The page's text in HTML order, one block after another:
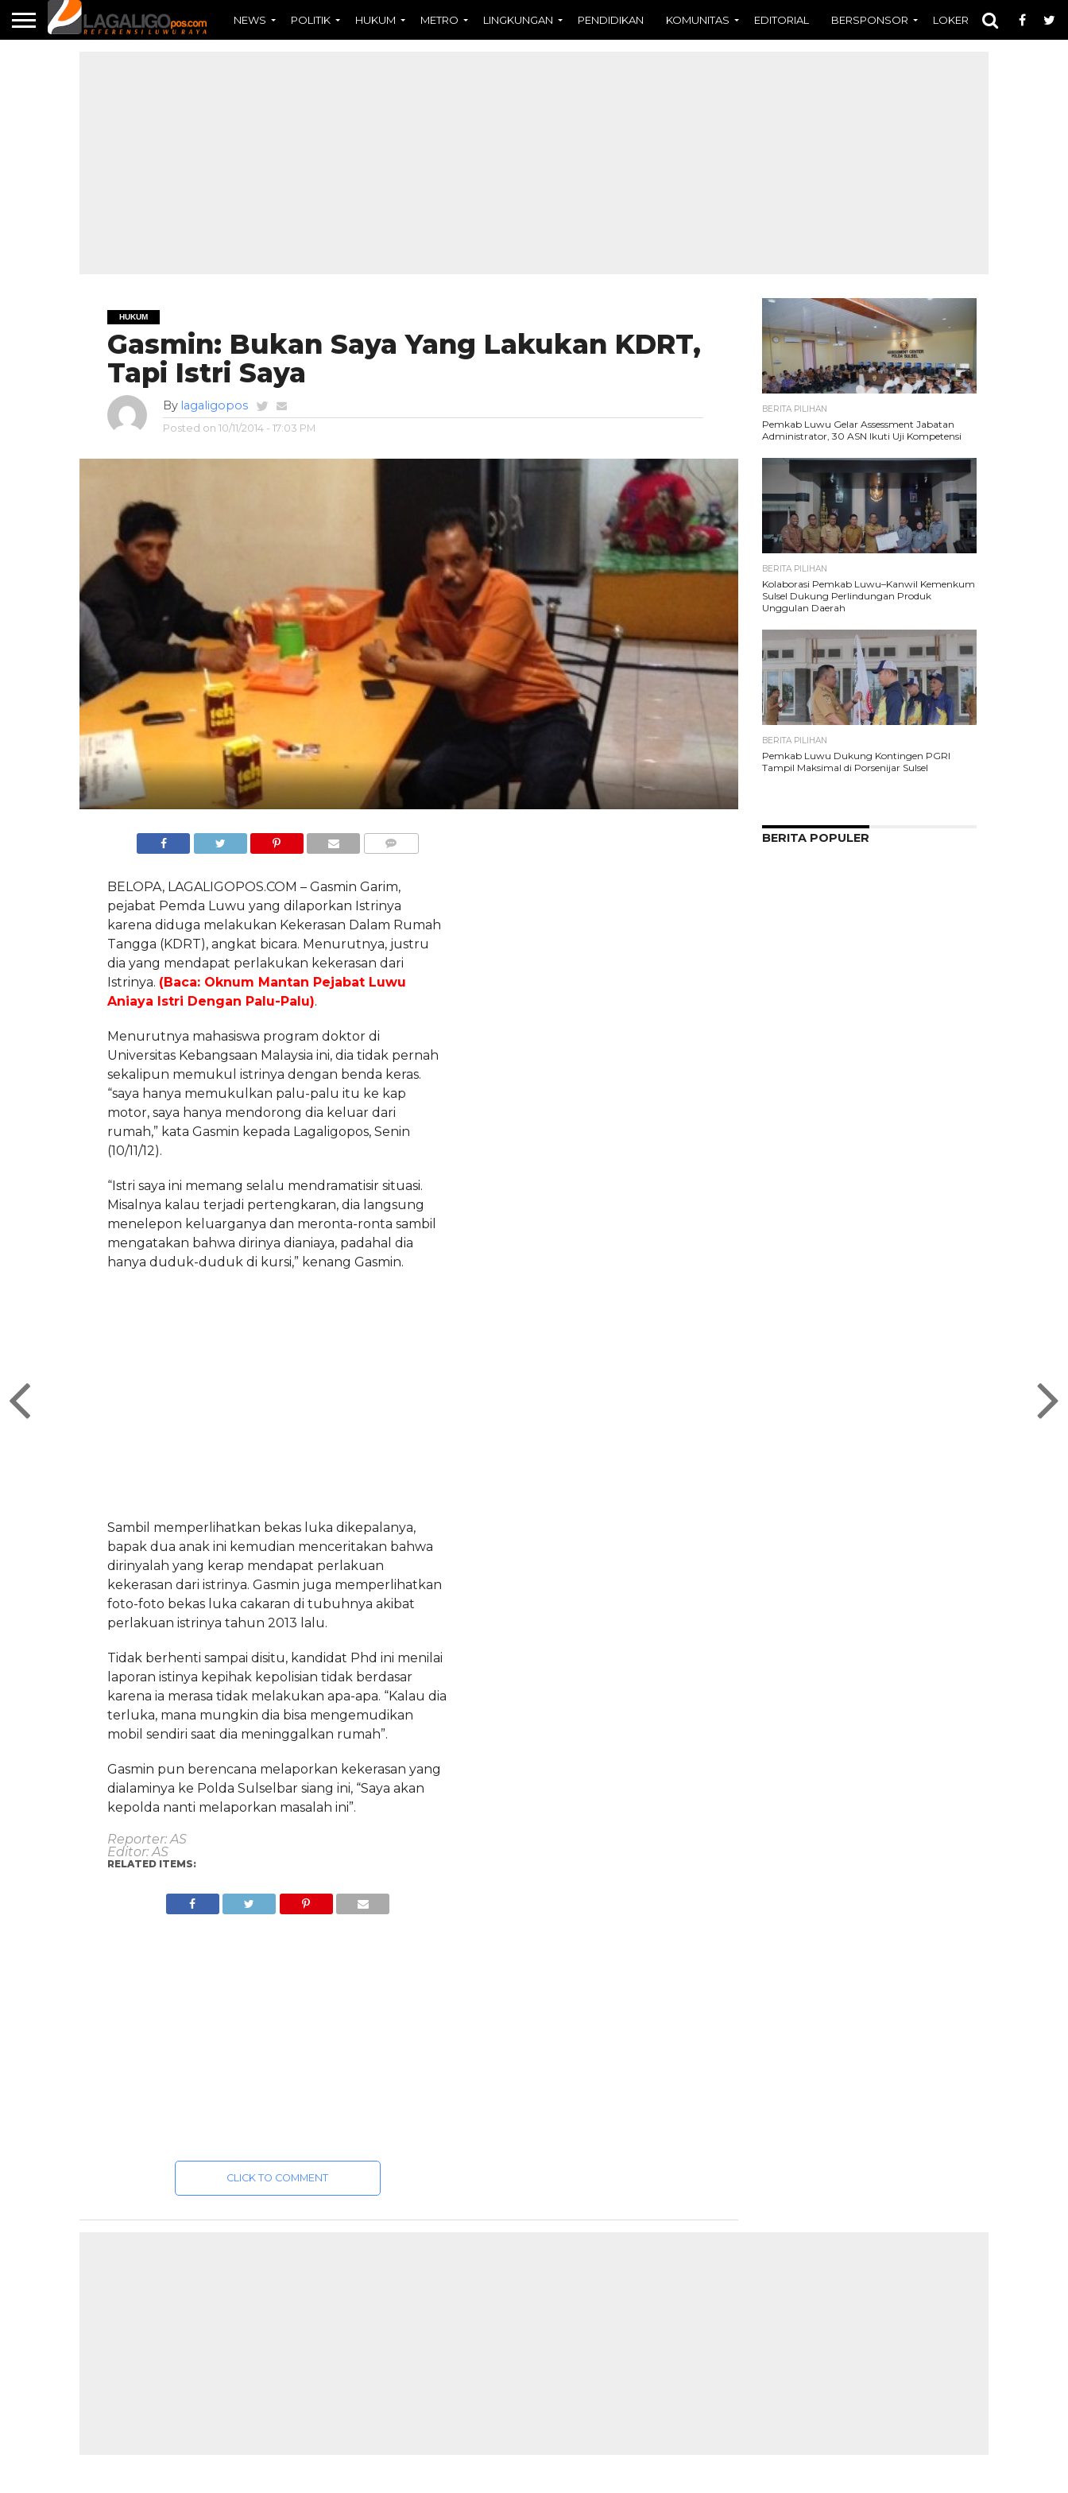
NEWS POLITIK HUKUM METRO LINGKUNGAN PENDIDIKAN KOMUNITAS EDITORIAL BERSPONSOR LOKER OPINI
HUKUM
Gasmin: Bukan Saya Yang Lakukan KDRT,
Tapi Istri Saya
By lagaligopos
Posted on 10/11/2014 - 17:03 PM
BELOPA, LAGALIGOPOS.COM – Gasmin Garim,
pejabat Pemda Luwu yang dilaporkan Istrinya
karena diduga melakukan Kekerasan Dalam Rumah
Tangga (KDRT), angkat bicara. Menurutnya, justru
dia yang mendapat perlakukan kekerasan dari
Istrinya. (Baca: Oknum Mantan Pejabat Luwu
Aniaya Istri Dengan Palu-Palu).
Menurutnya mahasiswa program doktor di
Universitas Kebangsaan Malaysia ini, dia tidak pernah
sekalipun memukul istrinya dengan benda keras.
“saya hanya memukulkan palu-palu itu ke kap
motor, saya hanya mendorong dia keluar dari
rumah,” kata Gasmin kepada Lagaligopos, Senin
(10/11/12).
“Istri saya ini memang selalu mendramatisir situasi.
Misalnya kalau terjadi pertengkaran, dia langsung
menelepon keluarganya dan meronta-ronta sambil
mengatakan bahwa dirinya dianiaya, padahal dia
hanya duduk-duduk di kursi,” kenang Gasmin.
Sambil memperlihatkan bekas luka dikepalanya,
bapak dua anak ini kemudian menceritakan bahwa
dirinyalah yang kerap mendapat perlakuan
kekerasan dari istrinya. Gasmin juga memperlihatkan
foto-foto bekas luka cakaran di tubuhnya akibat
perlakuan istrinya tahun 2013 lalu.
Tidak berhenti sampai disitu, kandidat Phd ini menilai
laporan istinya kepihak kepolisian tidak berdasar
karena ia merasa tidak melakukan apa-apa. “Kalau dia
terluka, mana mungkin dia bisa mengemudikan
mobil sendiri saat dia meninggalkan rumah”.
Gasmin pun berencana melaporkan kekerasan yang
dialaminya ke Polda Sulselbar siang ini, “Saya akan
kepolda nanti melaporkan masalah ini”.
Reporter: AS
Editor: AS
RELATED ITEMS:
CLICK TO COMMENT
BERITA PILIHAN
Pemkab Luwu Gelar Assessment Jabatan
Administrator, 30 ASN Ikuti Uji Kompetensi
BERITA PILIHAN
Kolaborasi Pemkab Luwu–Kanwil Kemenkum
Sulsel Dukung Perlindungan Produk
Unggulan Daerah
BERITA PILIHAN
Pemkab Luwu Dukung Kontingen PGRI
Tampil Maksimal di Porsenijar Sulsel
BERITA POPULER